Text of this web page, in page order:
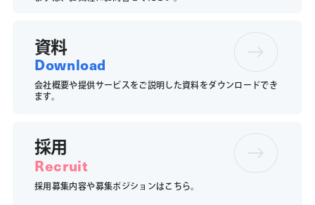
資料
Download
会社概要や提供サービスをご説明した資料をダウンロードでき
ます。
採用
Recruit
採用募集内容や募集ポジションはこちら。